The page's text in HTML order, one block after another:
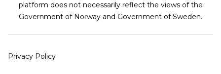
platform does not necessarily reflect the views of the
Government of Norway and Government of Sweden.
Privacy Policy